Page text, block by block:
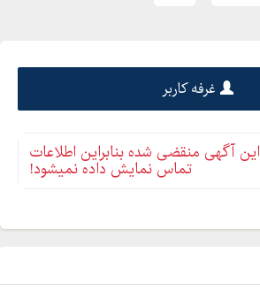
غرفه کاربر
این آگهی منقضی شده بنابراین اطلاعات
تماس نمایش داده نمیشود!